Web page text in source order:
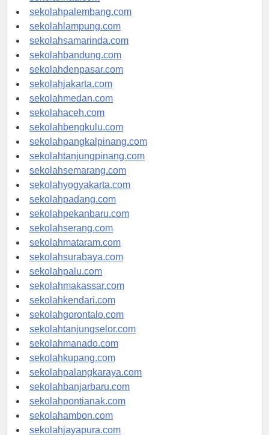
sekolahriau.com
sekolahpalembang.com
sekolahlampung.com
sekolahsamarinda.com
sekolahbandung.com
sekolahdenpasar.com
sekolahjakarta.com
sekolahmedan.com
sekolahaceh.com
sekolahbengkulu.com
sekolahpangkalpinang.com
sekolahtanjungpinang.com
sekolahsemarang.com
sekolahyogyakarta.com
sekolahpadang.com
sekolahpekanbaru.com
sekolahserang.com
sekolahmataram.com
sekolahsurabaya.com
sekolahpalu.com
sekolahmakassar.com
sekolahkendari.com
sekolahgorontalo.com
sekolahtanjungselor.com
sekolahmanado.com
sekolahkupang.com
sekolahpalangkaraya.com
sekolahbanjarbaru.com
sekolahpontianak.com
sekolahambon.com